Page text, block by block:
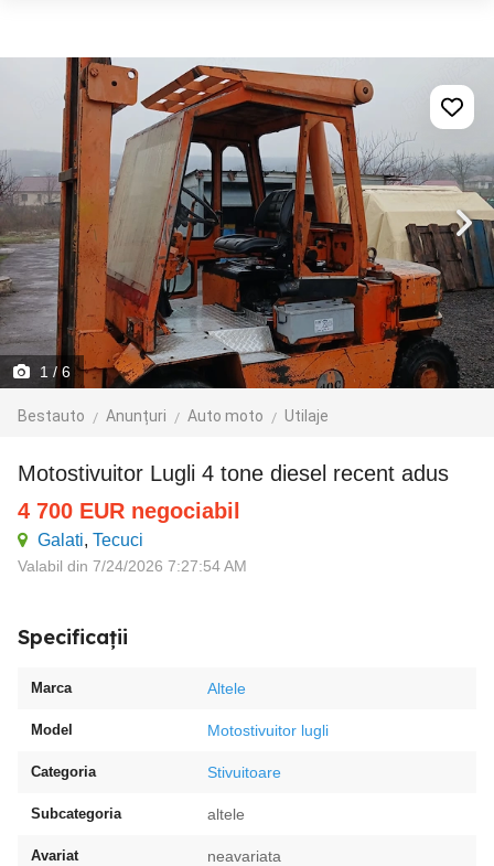
1 / 6
Bestauto Anunțuri Auto moto Utilaje
Motostivuitor Lugli 4 tone diesel recent adus
4 700 EUR negociabil
Galati, Tecuci
Valabil din 7/24/2026 7:27:54 AM
Specificații
Marca Altele
Model Motostivuitor lugli
Categoria Stivuitoare
Subcategoria altele
Avariat neavariata